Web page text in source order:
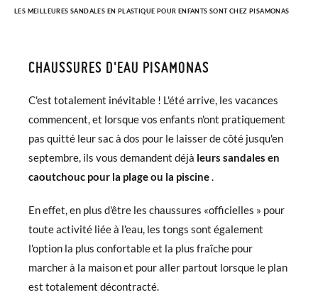
LES MEILLEURES SANDALES EN PLASTIQUE POUR ENFANTS SONT CHEZ PISAMONAS
CHAUSSURES D'EAU PISAMONAS
C'est totalement inévitable ! L'été arrive, les vacances
commencent, et lorsque vos enfants n'ont pratiquement
pas quitté leur sac à dos pour le laisser de côté jusqu'en
septembre, ils vous demandent déjà leurs sandales en
caoutchouc pour la plage ou la piscine.
En effet, en plus d'être les chaussures «officielles » pour
toute activité liée à l'eau, les tongs sont également
l'option la plus confortable et la plus fraîche pour
marcher à la maison et pour aller partout lorsque le plan
est totalement décontracté.